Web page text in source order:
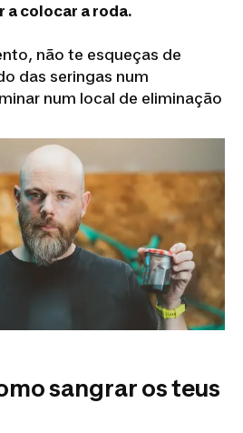
a colocar a roda.
não te esqueças de
das seringas num
num local de eliminação
sangrar os teus